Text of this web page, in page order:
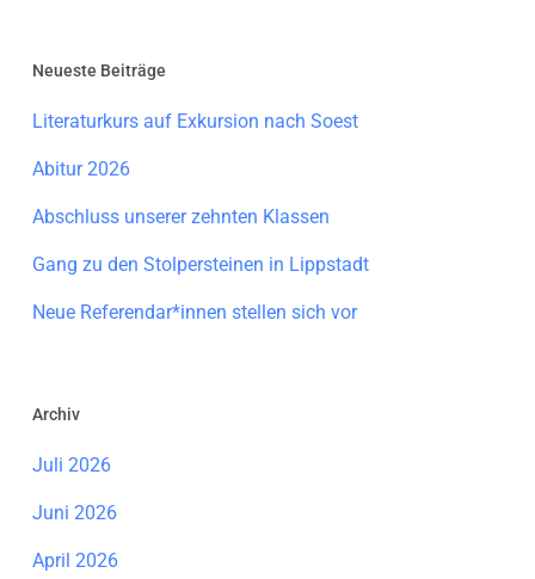
Neueste Beiträge
Literaturkurs auf Exkursion nach Soest
Abitur 2026
Abschluss unserer zehnten Klassen
Gang zu den Stolpersteinen in Lippstadt
Neue Referendar*innen stellen sich vor
Archiv
Juli 2026
Juni 2026
April 2026